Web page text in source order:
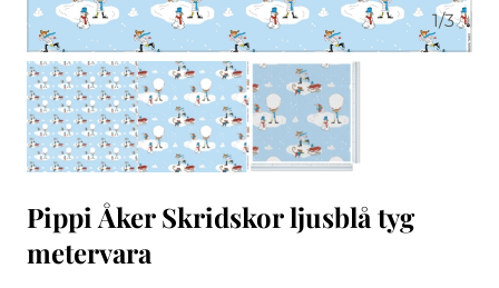
1/3
Pippi Åker Skridskor ljusblå tyg
metervara